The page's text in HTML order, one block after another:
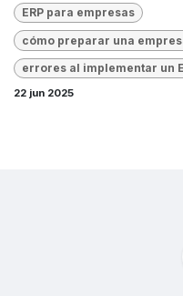
ERP para empresas
cómo preparar una
errores al implementar un
22 jun 2025